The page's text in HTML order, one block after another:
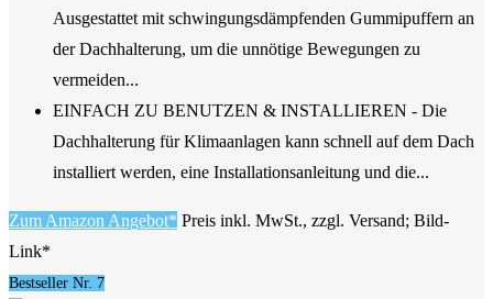
Ausgestattet mit schwingungsdämpfenden Gummipuffern an
der Dachhalterung, um die unnötige Bewegungen zu
vermeiden...
EINFACH ZU BENUTZEN & INSTALLIEREN - Die
Dachhalterung für Klimaanlagen kann schnell auf dem Dach
installiert werden, eine Installationsanleitung und die...
Zum Amazon Angebot* Preis inkl. MwSt., zzgl. Versand; Bild-
Link*
Bestseller Nr. 7